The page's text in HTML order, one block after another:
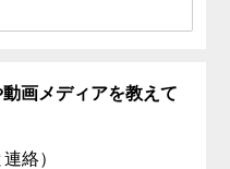
画メディアを教えて
絡）